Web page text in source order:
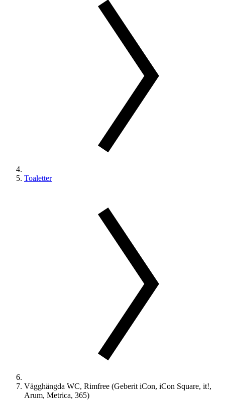
Toaletter
Vägghängda WC, Rimfree (Geberit iCon, iCon Square, it!,
Arum, Metrica, 365)